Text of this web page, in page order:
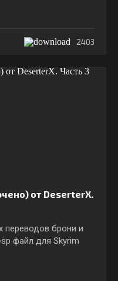
2403
от DeserterX.
переводов брони и
файл для Skyrim